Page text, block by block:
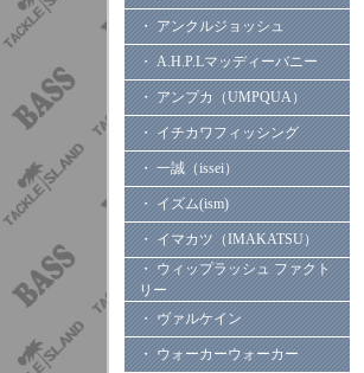
・ アンクルジョッシュ
・ A.H.P.Lマッディーバニー
・ アンプカ（UMPQUA）
・ イチカワフィッシング
・ 一誠（issei）
・ イズム(ism)
・ イマカツ（IMAKATSU）
・ ウィップラッシュ ファクト
リー
・ ヴァルケイン
・ ウォーカーウォーカー